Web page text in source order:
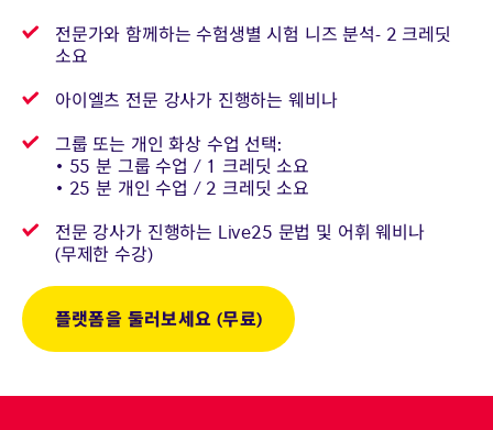
전문가와 함께하는 수험생별 시험 니즈 분석- 2 크레딧
소요
아이엘츠 전문 강사가 진행하는 웨비나
그룹 또는 개인 화상 수업 선택:
• 55 분 그룹 수업 / 1 크레딧 소요
• 25 분 개인 수업 / 2 크레딧 소요
전문 강사가 진행하는 Live25 문법 및 어휘 웨비나
(무제한 수강)
플랫폼을 둘러보세요 (무료)